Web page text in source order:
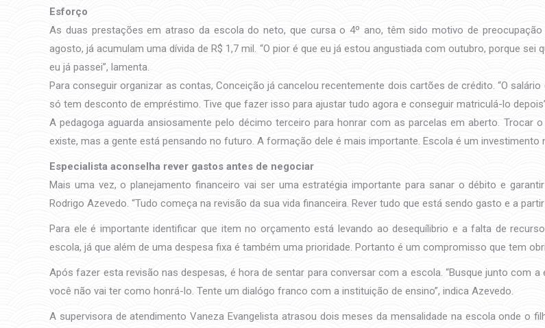
Esforço
As duas prestações em atraso da escola do neto, que cursa o 4º ano, têm sido motivo de
agosto, já acumulam uma dívida de R$ 1,7 mil. “O pior é que eu já estou angustiada com outubro, porque
eu já passei”, lamenta.
Para conseguir organizar as contas, Conceição já cancelou recentemente dois cartões de crédito. “O
só tem desconto de empréstimo. Tive que fazer isso para ajustar tudo agora e conseguir matriculá-lo
A pedagoga aguarda ansiosamente pelo décimo terceiro para honrar com as parcelas em aberto. Trocar
existe, mas a gente está pensando no futuro. A formação dele é mais importante. Escola é um investimento
Especialista aconselha rever gastos antes de negociar
Mais uma vez, o planejamento financeiro vai ser uma estratégia importante para sanar o débito e
Rodrigo Azevedo. “Tudo começa na revisão da sua vida financeira. Rever tudo que está sendo gasto e a
Para ele é importante identificar que item no orçamento está levando ao desequílibrio e a falta de
escola, já que além de uma despesa fixa é também uma prioridade. Portanto é um compromisso que tem
Após fazer esta revisão nas despesas, é hora de sentar para conversar com a escola. “Busque junto com
você não vai ter como honrá-lo. Tente um dialógo franco com a instituição de ensino”, indica Azevedo.
A supervisora de atendimento Vaneza Evangelista atrasou dois meses da mensalidade na escola onde o